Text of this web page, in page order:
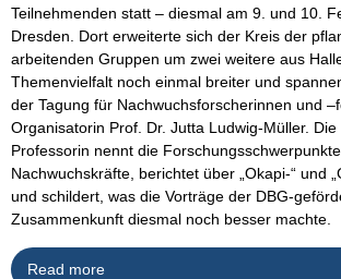
Teilnehmenden statt – diesmal am 9. und 10.
Dresden. Dort erweiterte sich der Kreis der
arbeitenden Gruppen um zwei weitere aus
Themenvielfalt noch einmal breiter und
der Tagung für Nachwuchsforscherinnen und
Organisatorin Prof. Dr. Jutta Ludwig-Müller.
Professorin nennt die
Nachwuchskräfte, berichtet über „Okapi-“ und
und schildert, was die Vorträge der DBG-
Zusammenkunft diesmal noch besser machte.
Read more